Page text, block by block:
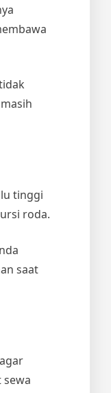
tinggi
roda.
saat